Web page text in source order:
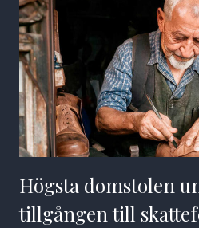
Högsta domstolen
tillgången till